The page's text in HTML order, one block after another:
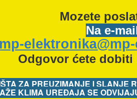
Mozete
Na e-
mp-
Odgovor ćete dobiti
ZA PREUZIMANJE I SLANJE
KLIMA UREĐAJA SE